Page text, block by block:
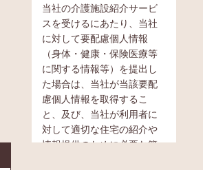
当社の介護施設紹介サービ
スを受けるにあたり、当社
に対して要配慮個人情報
（身体・健康・保険医療等
に関する情報等）を提出し
た場合は、当社が当該要配
慮個人情報を取得するこ
と、及び、当社が利用者に
対して適切な住宅の紹介や
情報提供のために必要な範